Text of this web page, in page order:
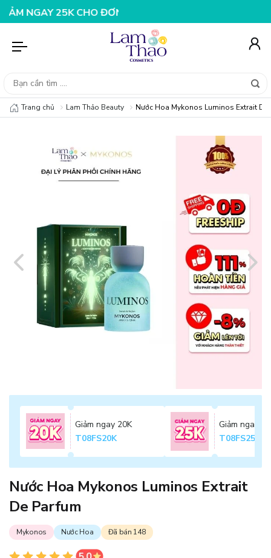
25K CHO ĐƠN HÀNG 99K
Trang chủ Lam Thảo Beauty Nước Hoa Mykonos Luminos Extrait De
Giảm ngay 20K
T08FS20K
Giảm ngay
T08FS25K
Nước Hoa Mykonos Luminos Extrait
De Parfum
Mykonos Nước Hoa Đã bán 148